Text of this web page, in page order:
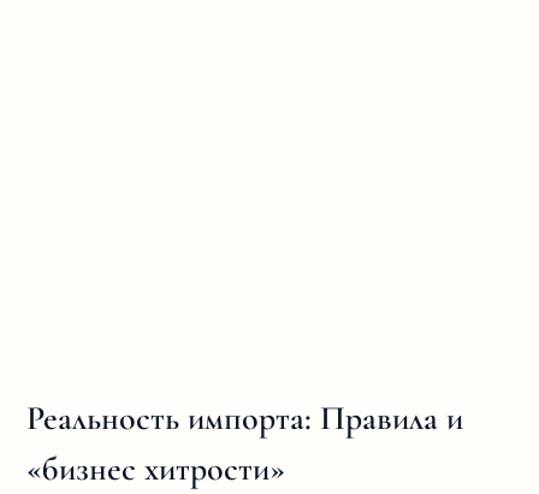
Реальность импорта: Правила и
«бизнес хитрости»